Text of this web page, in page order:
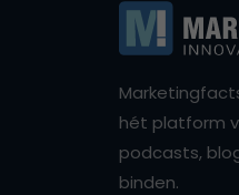
hét platform
podcasts,
binden.